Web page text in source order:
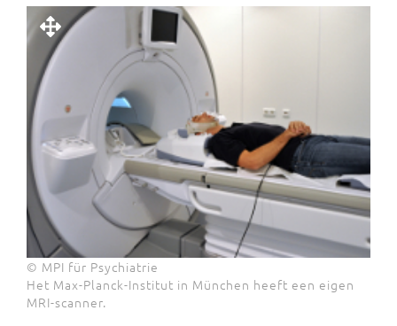
© MPI für Psychiatrie
Het Max-Planck-Institut in München heeft een eigen
MRI-scanner.